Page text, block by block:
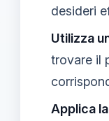
desideri
Utilizza
trovare il
Applica